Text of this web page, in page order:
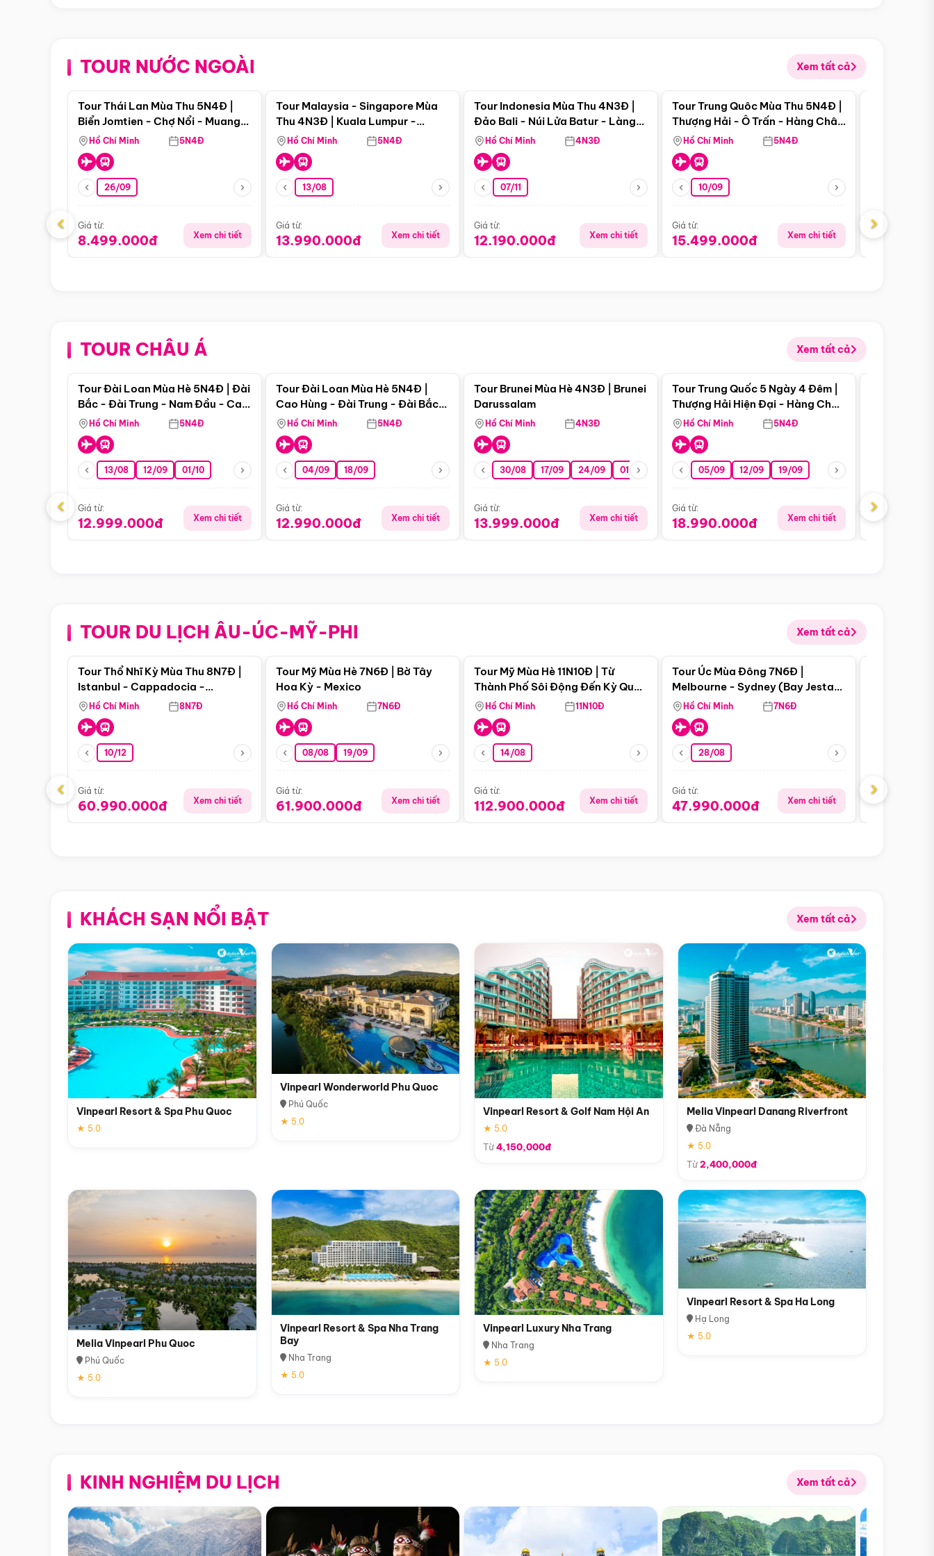
TOUR NƯỚC NGOÀI Xem tất cả
Điểm nổi bật
Tour Thái Lan Mùa Thu 5N4Đ |
Biển Jomtien - Chợ Nổi - Muang
Boran - Suanthai
Hồ Chí Minh 5N4Đ
26/09
Giá từ:
8.499.000đ Xem chi tiết
Tour Malaysia - Singapore Mùa
Thu 4N3Đ | Kuala Lumpur -
Malacca - Johor Baru -
Singapore
Hồ Chí Minh 5N4Đ
13/08
Giá từ:
13.990.000đ Xem chi tiết
Tour Indonesia Mùa Thu 4N3Đ |
Đảo Bali - Núi Lửa Batur - Làng
Penglipuran
Hồ Chí Minh 4N3Đ
07/11
Giá từ:
12.190.000đ Xem chi tiết
Điểm nổi bật
Tour Trung Quôc Mùa Thu 5N4Đ |
Thượng Hải - Ô Trấn - Hàng Châu
(Tour Không Shopping)
Hồ Chí Minh 5N4Đ
10/09
Giá từ:
15.499.000đ Xem chi tiết
Giá từ:
‹ ›
TOUR CHÂU Á Xem tất cả
Điểm nổi bật
Tour Đài Loan Mùa Hè 5N4Đ | Đài
Bắc - Đài Trung - Nam Đầu - Cao
Hùng ( Bay Vn)
Hồ Chí Minh 5N4Đ
13/08 12/09 01/10
Giá từ:
12.999.000đ Xem chi tiết
Tour Đài Loan Mùa Hè 5N4Đ |
Cao Hùng - Đài Trung - Đài Bắc
(Bay Vj)
Hồ Chí Minh 5N4Đ
04/09 18/09
Giá từ:
12.990.000đ Xem chi tiết
Tour Brunei Mùa Hè 4N3Đ | Brunei
Darussalam
Hồ Chí Minh 4N3Đ
30/08 17/09 24/09 01/10 15/10 29/10
Giá từ:
13.999.000đ Xem chi tiết
Điểm nổi bật
Tour Trung Quốc 5 Ngày 4 Đêm |
Thượng Hải Hiện Đại - Hàng Châu
Nên Thơ - Ô Trấn Cổ Kính
Hồ Chí Minh 5N4Đ
05/09 12/09 19/09
Giá từ:
18.990.000đ Xem chi tiết
Giá từ:
‹ ›
TOUR DU LỊCH ÂU-ÚC-MỸ-PHI Xem tất cả
Điểm nổi bật
Tour Thổ Nhĩ Kỳ Mùa Thu 8N7Đ |
Istanbul - Cappadocia -
Pamukkale
Hồ Chí Minh 8N7Đ
10/12
Giá từ:
60.990.000đ Xem chi tiết
Tour Mỹ Mùa Hè 7N6Đ | Bờ Tây
Hoa Kỳ - Mexico
Hồ Chí Minh 7N6Đ
08/08 19/09
Giá từ:
61.900.000đ Xem chi tiết
Tour Mỹ Mùa Hè 11N10Đ | Từ
Thành Phố Sôi Động Đến Kỳ Quan
Thiên Nhiên Mỹ
Hồ Chí Minh 11N10Đ
14/08
Giá từ:
112.900.000đ Xem chi tiết
Điểm nổi bật
Tour Úc Mùa Đông 7N6Đ |
Melbourne - Sydney (Bay Jestar
Airways)
Hồ Chí Minh 7N6Đ
28/08
Giá từ:
47.990.000đ Xem chi tiết
Giá từ:
‹ ›
KHÁCH SẠN NỔI BẬT Xem tất cả
Vinpearl Resort & Spa Phu Quoc
★ 5.0
Vinpearl Wonderworld Phu Quoc
Phú Quốc
★ 5.0
Vinpearl Resort & Golf Nam Hội An
★ 5.0
Từ4,150,000đ
Melia Vinpearl Danang Riverfront
Đà Nẵng
★ 5.0
Từ2,400,000đ
Melia Vinpearl Phu Quoc
Phú Quốc
★ 5.0
Vinpearl Resort & Spa Nha Trang
Bay
Nha Trang
★ 5.0
Vinpearl Luxury Nha Trang
Nha Trang
★ 5.0
Vinpearl Resort & Spa Ha Long
Hạ Long
★ 5.0
KINH NGHIỆM DU LỊCH Xem tất cả